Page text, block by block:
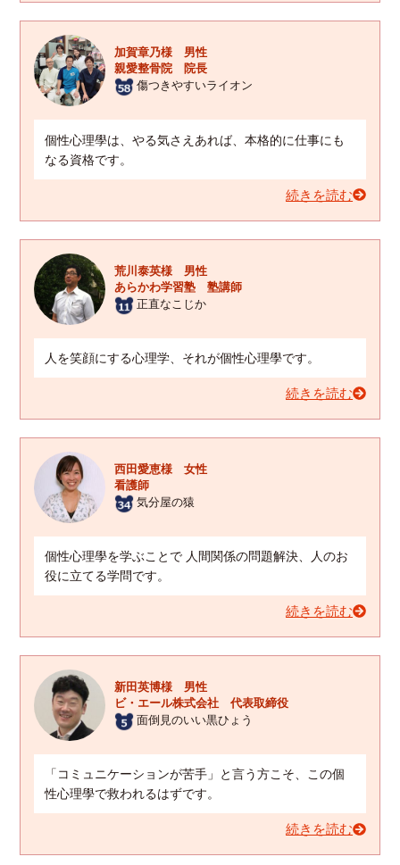
加賀章乃様 男性
親愛整骨院 院長
傷つきやすいライオン
個性心理學は、やる気さえあれば、本格的に仕事にも
なる資格です。
続きを読む
荒川泰英様 男性
あらかわ学習塾 塾講師
正直なこじか
人を笑顔にする心理学、それが個性心理學です。
続きを読む
西田愛恵様 女性
看護師
気分屋の猿
個性心理學を学ぶことで 人間関係の問題解決、人のお
役に立てる学問です。
続きを読む
新田英博様 男性
ビ・エール株式会社 代表取締役
面倒見のいい黒ひょう
「コミュニケーションが苦手」と言う方こそ、この個
性心理學で救われるはずです。
続きを読む